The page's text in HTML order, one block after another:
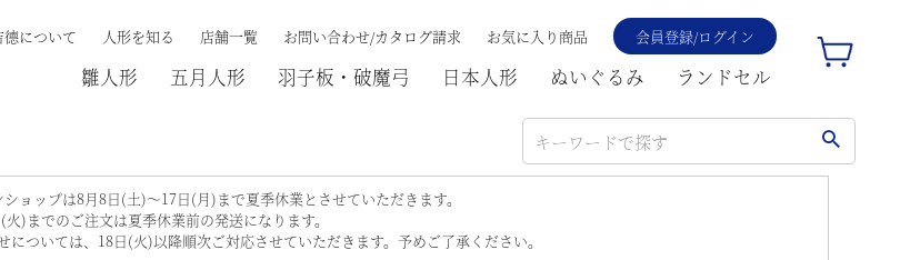
德について 人形を知る 店舗一覧 お問い合わせ/カタログ請求 お気に入り商品 会員登録/ログイン
雛人形 五月人形 羽子板・破魔弓 日本人形 ぬいぐるみ ランドセル
ョップは8月8日(土)～17日(月)まで夏季休業とさせていただきます。
火)までのご注文は夏季休業前の発送になります。
ついては、18日(火)以降順次ご対応させていただきます。予めご了承ください。